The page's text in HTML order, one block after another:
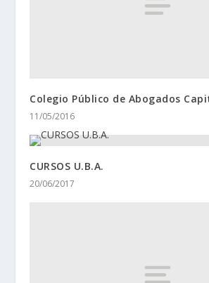
Colegio Público de Abogados
11/05/2016
CURSOS U.B.A.
20/06/2017